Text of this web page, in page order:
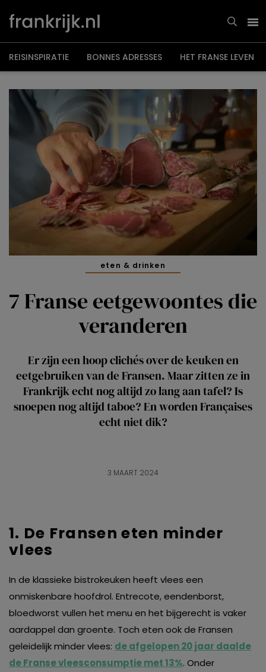
naar
inhoud
REISINSPIRATIE BONNES ADRESSES HET FRANSE LEVEN
eten & drinken
7 Franse eetgewoontes die
veranderen
Er zijn een hoop clichés over de keuken en
eetgebruiken van de Fransen. Maar zitten ze in
Frankrijk echt nog altijd zo lang aan tafel? Is
snoepen nog altijd taboe? En worden Françaises
echt niet dik?
3 MAART 2024
1. De Fransen eten minder
vlees
In de klassieke bistrokeuken heeft vlees een
onmiskenbare hoofdrol. Entrecote, eendenborst,
bloedworst vullen het menu en het bijgerecht is vaker
aardappel dan groente. Toch eten ook de Fransen
geleidelijk minder vlees: de afgelopen 20 jaar daalde
de Franse vleesconsumptie met 13%. Onder